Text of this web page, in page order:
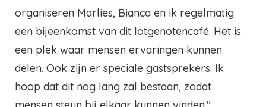
organiseren Marlies, Bianca en ik regelmatig
een bijeenkomst van dit lotgenotencafé. Het is
een plek waar mensen ervaringen kunnen
delen. Ook zijn er speciale gastsprekers. Ik
hoop dat dit nog lang zal bestaan, zodat